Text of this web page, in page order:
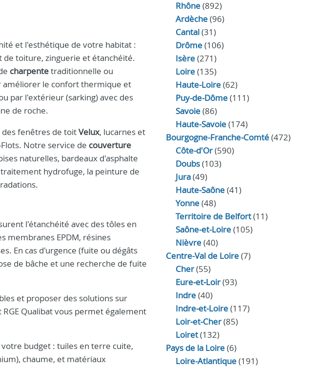
et l'esthétique de votre habitat :
toiture, zinguerie et étanchéité.
charpentetraditionnelle ou
améliorer le confort thermique et
par l'extérieur (sarking) avec des
de roche.
des fenêtres de toitVelux, lucarnes et
Notre service de couverture
naturelles, bardeaux d'asphalte
hydrofuge, la peinture de
l'étanchéité avec des tôles en
membranes EPDM, résines
En cas d'urgence (fuite ou dégâts
de bâche et une recherche de fuite
et proposer des solutions sur
Qualibat vous permet également
budget : tuiles en terre cuite,
chaume, et matériaux
Rhône(892)
Ardèche(96)
Cantal(31)
Drôme(106)
Isère(271)
Loire(135)
Haute-Loire(62)
Puy-de-Dôme(111)
Savoie(86)
Haute-Savoie(174)
Bourgogne-Franche-Comté(472)
Côte-d'Or(590)
Doubs(103)
Jura(49)
Haute‑Saône(41)
Yonne(48)
Territoire de Belfort(11)
Saône-et-Loire(105)
Nièvre(40)
Centre-Val de Loire(7)
Cher(55)
Eure‑et‑Loir(93)
Indre(40)
Indre‑et‑Loire(117)
Loir‑et‑Cher(85)
Loiret(132)
Pays de la Loire(6)
Loire-Atlantique(191)